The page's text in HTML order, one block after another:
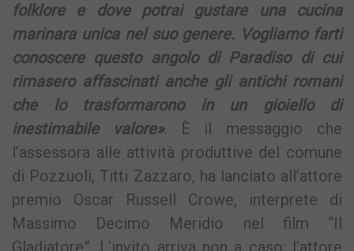
folklore e dove potrai gustare una cucina
marinara unica nel suo genere. Vogliamo farti
conoscere questo angolo di Paradiso di cui
rimasero affascinati anche gli antichi romani
che lo trasformarono in un gioiello di
inestimabile valore». È il messaggio che
l’assessora alle attività produttive del comune
di Pozzuoli, Titti Zazzaro, ha lanciato all’attore
premio Oscar Russell Crowe, interprete di
Massimo Decimo Meridio nel film “Il